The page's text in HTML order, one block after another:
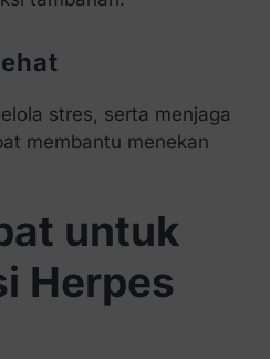
stres, serta menjaga
membantu menekan
untuk
Herpes